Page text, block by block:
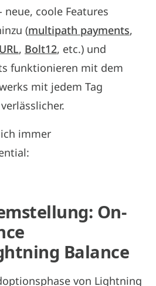
coole Features
(multipath payments,
, Bolt12, etc.) und
funktionieren mit dem
mit jedem Tag
immer
On-
Balance
von Lightning